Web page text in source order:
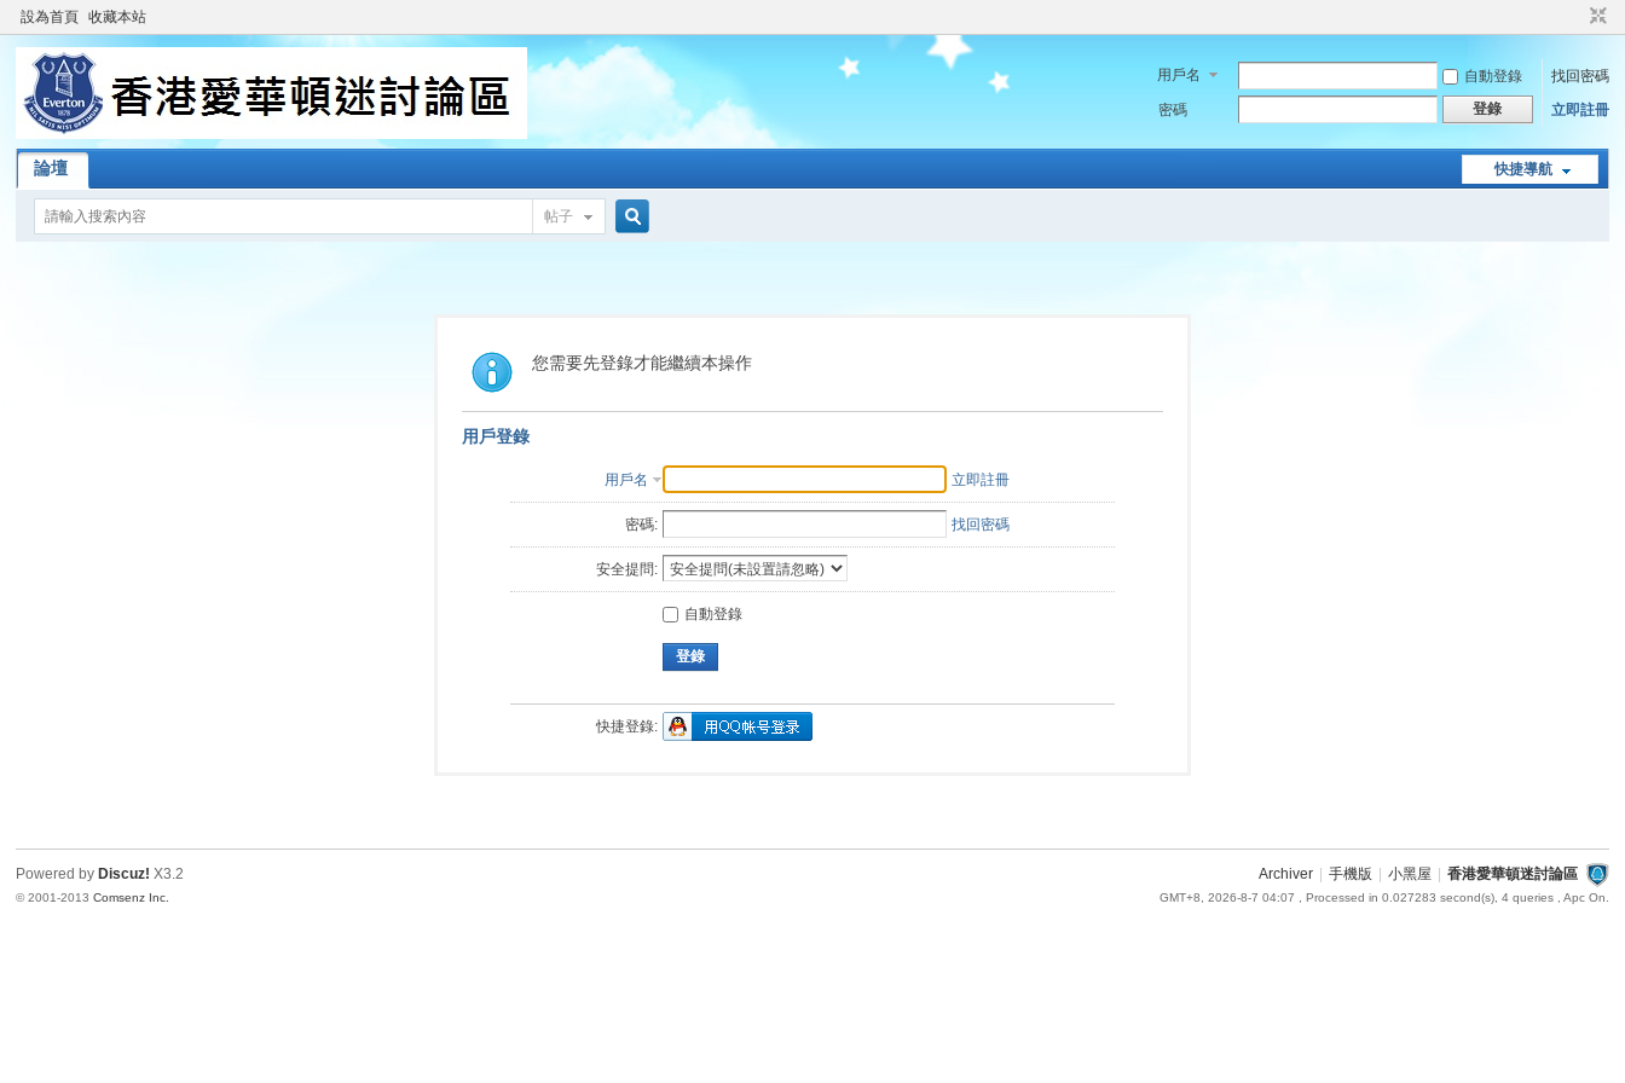
設為首頁 收藏本站
用戶名 自動登錄
找回密碼
密碼
登錄 立即註冊
快捷導航
論壇
帖子
索
您需要先登錄才能繼續本操作
用戶登錄
用戶名 立即註冊
密碼: 找回密碼
安全提問:
自動登錄
登錄
快捷登錄:
Archiver 手機版 小黑屋 香港愛華頓迷討論區
GMT+8, 2026-8-7 04:07 , Processed in 0.027283 second(s), 4 queries , Apc On.
Powered by Discuz! X3.2
© 2001-2013Comsenz Inc.